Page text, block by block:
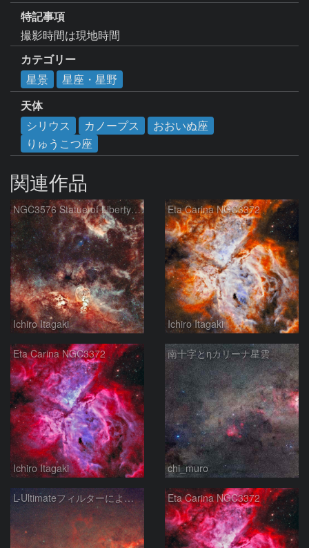
特記事項
撮影時間は現地時間
カテゴリー
星景
星座・星野
天体
シリウス
カノープス
おおいぬ座
りゅうこつ座
関連作品
NGC3576 Statue of Liberty Nebula ＆ Gum37 Southern Tadpoles
Ichiro Itagaki
Eta Carina NGC3372
Ichiro Itagaki
Eta Carina NGC3372
Ichiro Itagaki
南十字とηカリーナ星雲
chi_muro
L-Ultimateフィルターによる南十字～エータカリーナ星雲付近 Eta Carina NGC3372